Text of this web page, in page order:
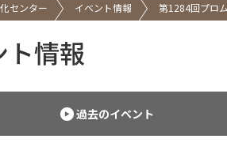
センター イベント情報 第1284回プロ
ト情報
過去のイベント